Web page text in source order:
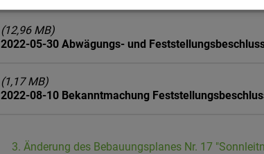
(12,96 MB)
2022-05-30 Abwägungs- und
(1,17 MB)
2022-08-10 Bekanntmachung
3. Änderung des Bebauungsplanes Nr. 17